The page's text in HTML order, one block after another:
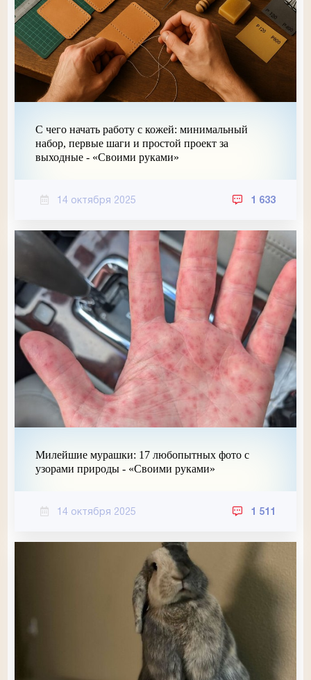
С чего начать работу с кожей: минимальный
набор, первые шаги и простой проект за
выходные - «Своими руками»
14 октября 2025 1 633
Милейшие мурашки: 17 любопытных фото с
узорами природы - «Своими руками»
14 октября 2025 1 511